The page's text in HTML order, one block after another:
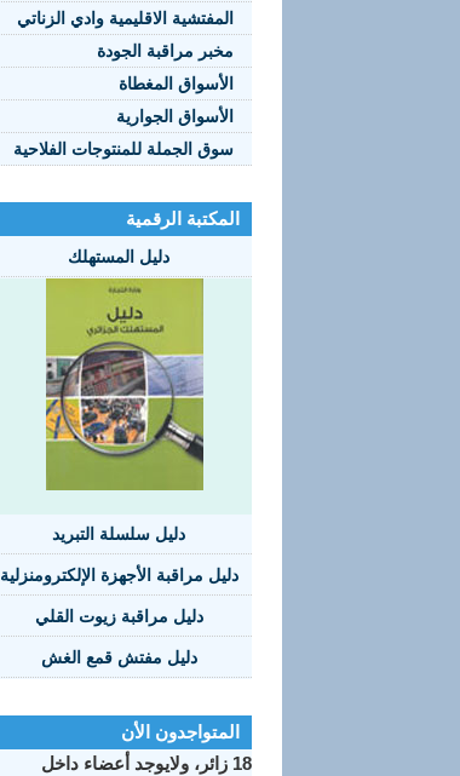
المفتشية الاقليمية وادي الزناتي
مخبر مراقبة الجودة
الأسواق المغطاة
الأسواق الجوارية
سوق الجملة للمنتوجات الفلاحية
المكتبة الرقمية
دليل المستهلك
دليل سلسلة التبريد
دليل مراقبة الأجهزة الإلكترومنزلية
دليل مراقبة زيوت القلي
دليل مفتش قمع الغش
المتواجدون الأن
18 زائر، ولايوجد أعضاء داخل